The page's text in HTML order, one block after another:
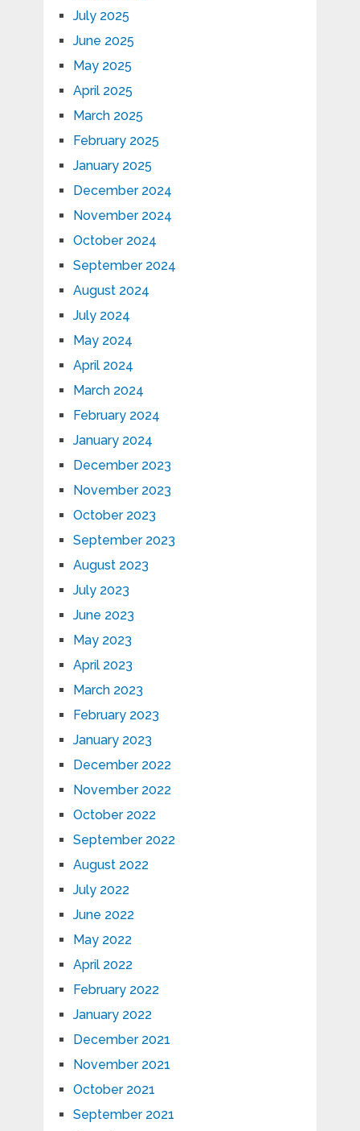
July 2025
June 2025
May 2025
April 2025
March 2025
February 2025
January 2025
December 2024
November 2024
October 2024
September 2024
August 2024
July 2024
May 2024
April 2024
March 2024
February 2024
January 2024
December 2023
November 2023
October 2023
September 2023
August 2023
July 2023
June 2023
May 2023
April 2023
March 2023
February 2023
January 2023
December 2022
November 2022
October 2022
September 2022
August 2022
July 2022
June 2022
May 2022
April 2022
February 2022
January 2022
December 2021
November 2021
October 2021
September 2021